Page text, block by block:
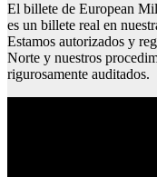
El billete de European
es un billete real en
Estamos autorizados y
Norte y nuestros
rigurosamente auditados.